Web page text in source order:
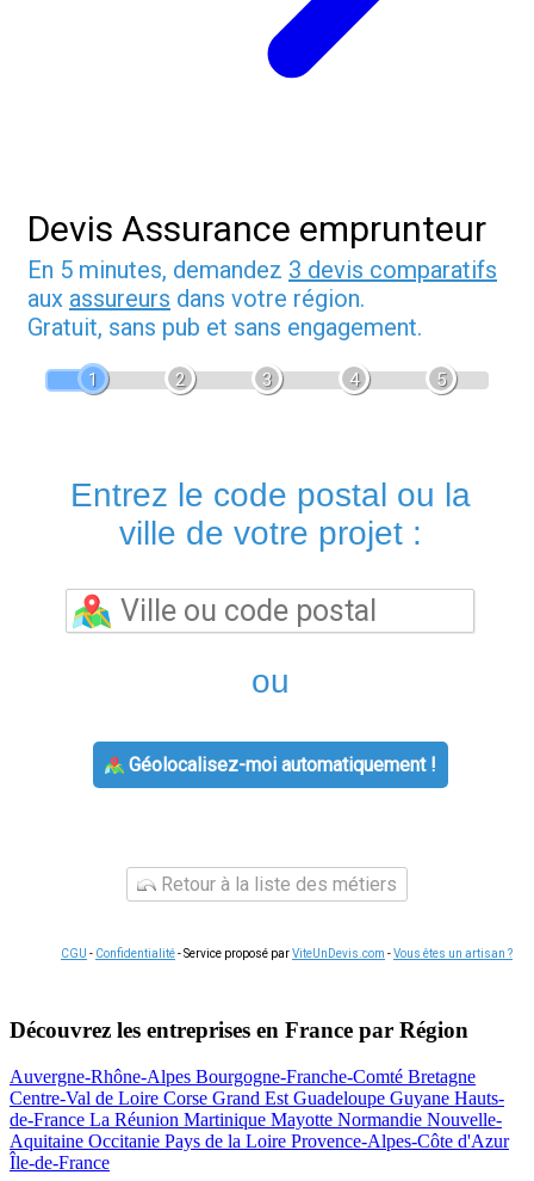
Devis Assurance emprunteur
En 5 minutes, demandez 3 devis comparatifs
aux assureurs dans votre région.
Gratuit, sans pub et sans engagement.
1 2 3 4 5
Entrez le code postal ou la
ville de votre projet :
ou
Géolocalisez-moi automatiquement !
Retour à la liste des métiers
CGU - Confidentialité- Service proposé parViteUnDevis.com -Vous êtes un artisan ?
Découvrez les entreprises en France par Région
Auvergne-Rhône-Alpes Bourgogne-Franche-Comté Bretagne
Centre-Val de Loire Corse Grand Est Guadeloupe Guyane Hauts-
de-France La Réunion Martinique Mayotte Normandie Nouvelle-
Aquitaine Occitanie Pays de la Loire Provence-Alpes-Côte d'Azur
Île-de-France